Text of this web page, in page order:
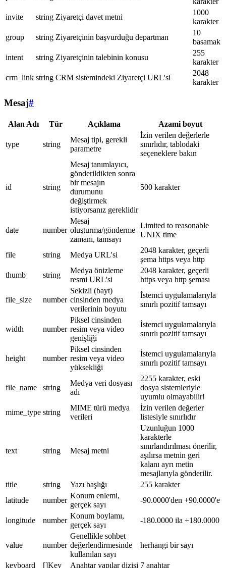
invite
string Ziyaretçi davet metni
1000
karakter
group
string Ziyaretçinin başvurduğu departman
10
basamak
intent
string Ziyaretçinin talebinin konusu
255
karakter
crm_link string CRM sistemindeki Ziyaretçi URL'si
2048
karakter
Mesaj#
Alan Adı Tür Açıklama Azami boyut
type string
Mesaj tipi, gerekli
parametre
İzin verilen değerlerle
sınırlıdır, tablodaki
seçeneklere bakın
id string
Mesaj tanımlayıcı,
gönderildikten sonra
bir mesajın
durumunu
değiştirmek
istiyorsanız gereklidir
500 karakter
date number
Mesaj
oluşturma/gönderme
zamanı, tamsayı
Limited to reasonable
UNIX time
file string Medya URL'si
2048 karakter, geçerli
şema https veya http
thumb
string
Medya önizleme
resmi URL'si
2048 karakter, geçerli
https veya http şeması
file_size number
Sekizli (bayt)
cinsinden medya
verilerinin boyutu
İstemci uygulamalarıyla
sınırlı pozitif tamsayı
width number
Piksel cinsinden
resim veya video
genişliği
İstemci uygulamalarıyla
sınırlı pozitif tamsayı
height number
Piksel cinsinden
resim veya video
yüksekliği
İstemci uygulamalarıyla
sınırlı pozitif tamsayı
file_name string
Medya veri dosyası
adı
2255 karakter, eski
dosya sistemleriyle
uyumlu olmayabilir!
mime_type string
MIME türü medya
verileri
İzin verilen değerler
listesiyle sınırlıdır
text string Mesaj metni
Uzunluğun 1000
karakterle
sınırlandırılması önerilir,
aşılırsa metnin geri
kalanı ayrı metin
mesajlarıyla gönderilir.
title
string Yazı başlığı
255 karakter
latitude
number
Konum enlemi,
gerçek sayı
-90.0000'den +90.0000'e
longitude number
Konum boylamı,
gerçek sayı
-180.0000 ila +180.0000
value number
Genellikle sohbet
değerlendirmesinde
kullanılan sayı
herhangi bir sayı
keyboard []Key Anahtar yapılar dizisi 7 anahtar